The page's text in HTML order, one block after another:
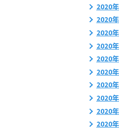
2020
2020
2020
2020
2020
2020
2020
2020
2020
2020